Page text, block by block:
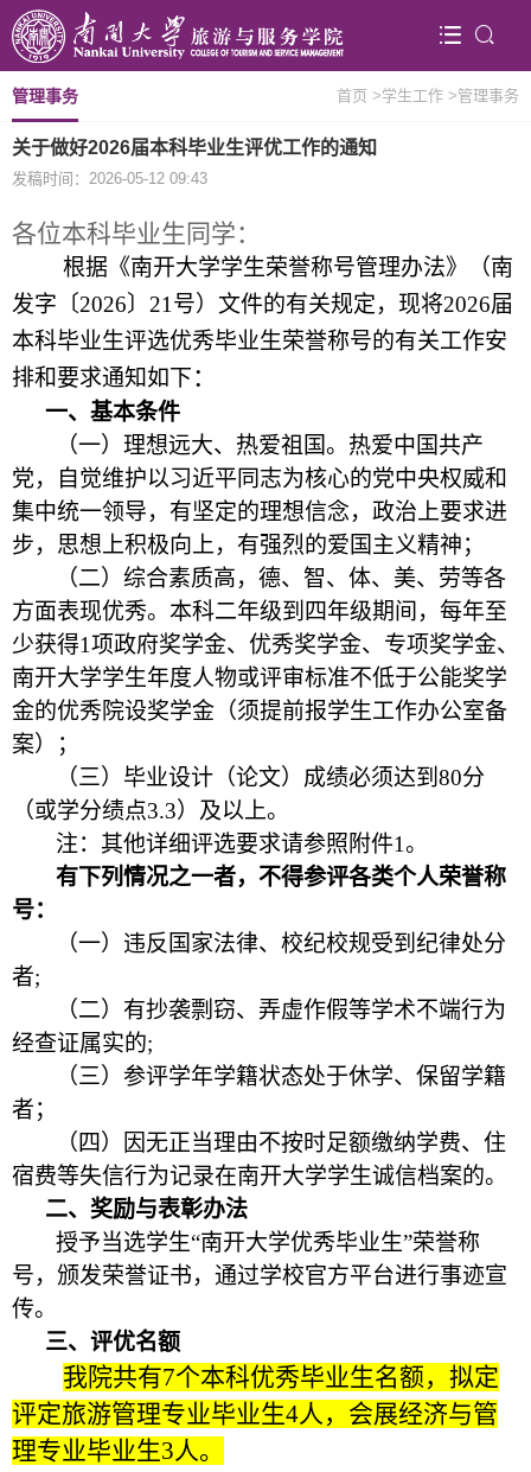
首页 >学生工作 >管理事务
管理事务
关于做好2026届本科毕业生评优工作的通知
发稿时间：2026-05-12 09:43
各位本科毕业生同学：
根据《南开大学学生荣誉称号管理办法》（南
发字〔2026〕 21 号）文件的有关规定，现将2026届
本科毕业生评选优秀毕业生荣誉称号的有关工作安
排和要求通知如下：
一、基本条件
（一）理想远大、热爱祖国。热爱中国共产
党，自觉维护以习近平同志为核心的党中央权威和
集中统一领导，有坚定的理想信念，政治上要求进
步，思想上积极向上，有强烈的爱国主义精神；
（二）综合素质高，德、智、体、美、劳等各
方面表现优秀。本科二年级到四年级期间，每年至
少获得1项政府奖学金、优秀奖学金、专项奖学金、
南开大学学生年度人物或评审标准不低于公能奖学
金的优秀院设奖学金（须提前报学生工作办公室备
案）；
（三）毕业设计（论文）成绩必须达到80分
（或学分绩点3.3）及以上。
注：其他详细评选要求请参照附件1。
有下列情况之一者，不得参评各类个人荣誉称
号：
（一）违反国家法律、校纪校规受到纪律处分
者;
（二）有抄袭剽窃、弄虚作假等学术不端行为
经查证属实的;
（三）参评学年学籍状态处于休学、保留学籍
者；
（四）因无正当理由不按时足额缴纳学费、住
宿费等失信行为记录在南开大学学生诚信档案的。
二、奖励与表彰办法
授予当选学生“南开大学优秀毕业生”荣誉称
号，颁发荣誉证书，通过学校官方平台进行事迹宣
传。
三、评优名额
我院共有7个本科优秀毕业生名额，拟定
评定旅游管理专业毕业生4人，会展经济与管
理专业毕业生3人。